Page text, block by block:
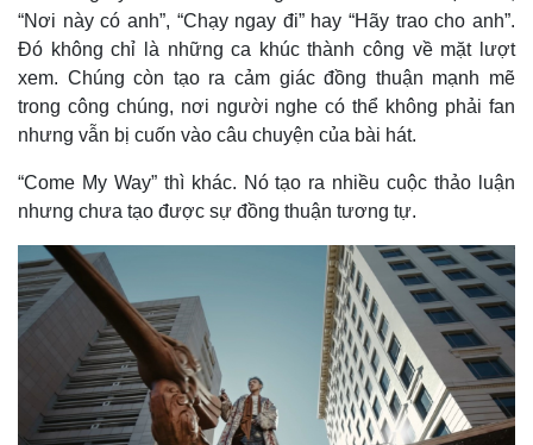
Infographic
“Nơi này có anh”, “Chạy ngay đi” hay “Hãy trao cho anh”.
Đó không chỉ là những ca khúc thành công về mặt lượt
xem. Chúng còn tạo ra cảm giác đồng thuận mạnh mẽ
trong công chúng, nơi người nghe có thể không phải fan
nhưng vẫn bị cuốn vào câu chuyện của bài hát.
“Come My Way” thì khác. Nó tạo ra nhiều cuộc thảo luận
nhưng chưa tạo được sự đồng thuận tương tự.